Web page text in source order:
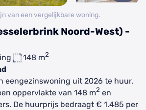
Noord-West) -
148 m2
van een vergelijkbare woning.
eengezinswoning uit 2026 te huur.
oppervlakte van 148 m2 en
De huurprijs bedraagt € 1.485 per